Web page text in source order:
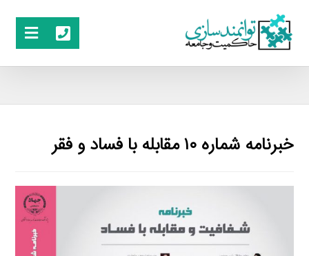
خبرنامه شماره ۱۰ مقابله با فساد و فقر